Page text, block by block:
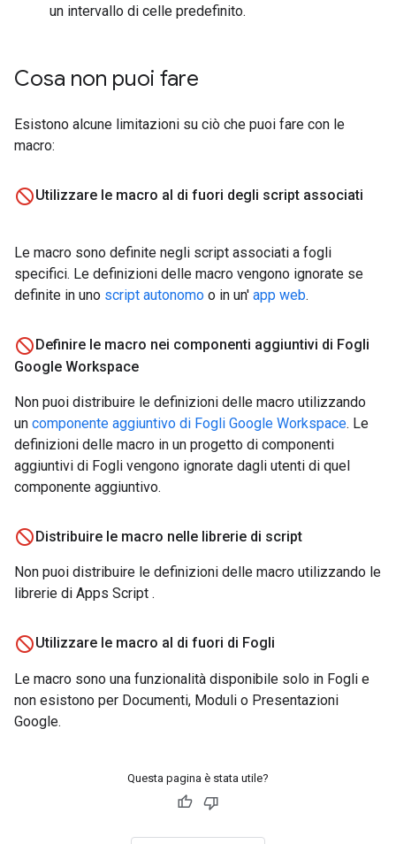
un intervallo di celle predefinito.
Cosa non puoi fare
Esistono alcune limitazioni su ciò che puoi fare con le
macro:
Utilizzare le macro al di fuori degli script associati
Le macro sono definite negli script associati a fogli
specifici. Le definizioni delle macro vengono ignorate se
definite in uno script autonomo o in un' app web.
Definire le macro nei componenti aggiuntivi di Fogli
Google Workspace
Non puoi distribuire le definizioni delle macro utilizzando
un componente aggiuntivo di Fogli Google Workspace. Le
definizioni delle macro in un progetto di componenti
aggiuntivi di Fogli vengono ignorate dagli utenti di quel
componente aggiuntivo.
Distribuire le macro nelle librerie di script
Non puoi distribuire le definizioni delle macro utilizzando le
librerie di Apps Script .
Utilizzare le macro al di fuori di Fogli
Le macro sono una funzionalità disponibile solo in Fogli e
non esistono per Documenti, Moduli o Presentazioni
Google.
Questa pagina è stata utile?